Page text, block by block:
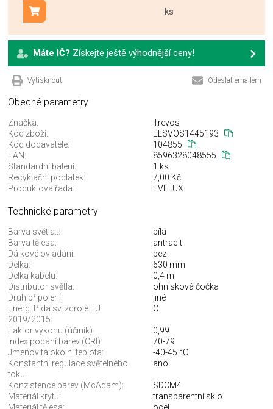
ks
Přidat do košíku
Máte IČ? Získejte ještě výhodnější ceny!
Vytisknout Odeslat emailem
Obecné parametry
Značka:
Trevos
Kód zboží:
ELSVOS1445193
Kód dodavatele:
104855
EAN:
8596328048555
Standardní balení:
1 ks
Recyklační poplatek:
7,00 Kč
Produktová řada:
EVELUX
Technické parametry
Barva světla..:
bílá
Barva tělesa:
antracit
Dálkové ovládání:
bez
Délka:
630 mm
Délka kabelu:
0,4 m
Distributor světla:
ohnisková čočka
Druh připojení:
jiné
Energ. třída sv. zdroje EU
2019/2015:
C
Faktor výkonu (účiník):
0,99
Index podání barev (CRI):
70-79
Jmenovitá okolní teplota:
-40-45 °C
Konstantní regulace světelného
toku:
ano
Konzistence barev (McAdam):
SDCM4
Materiál krytu:
transparentní sklo